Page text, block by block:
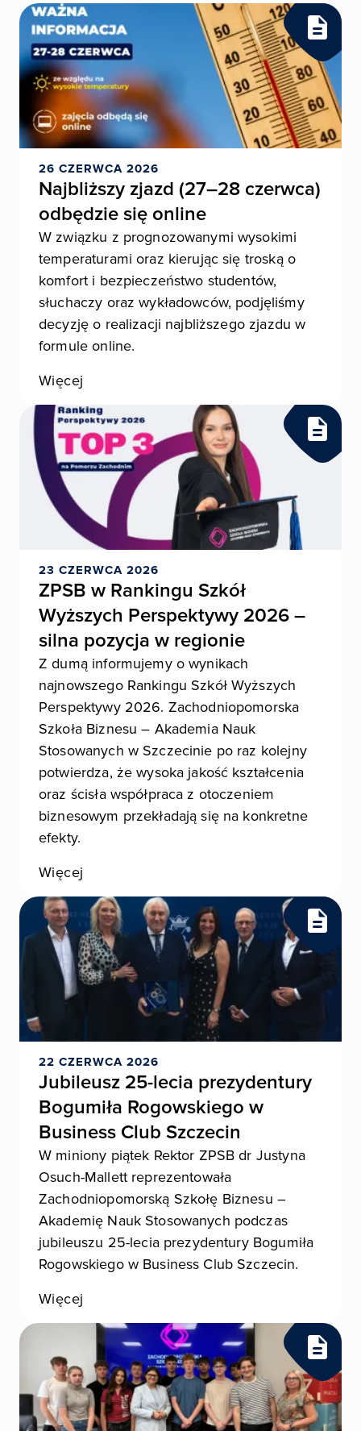
26 CZERWCA 2026
Najbliższy zjazd (27–28 czerwca)
odbędzie się online
W związku z prognozowanymi wysokimi
temperaturami oraz kierując się troską o
komfort i bezpieczeństwo studentów,
słuchaczy oraz wykładowców, podjęliśmy
decyzję o realizacji najbliższego zjazdu w
formule online.
Więcej
23 CZERWCA 2026
ZPSB w Rankingu Szkół
Wyższych Perspektywy 2026 –
silna pozycja w regionie
Z dumą informujemy o wynikach
najnowszego Rankingu Szkół Wyższych
Perspektywy 2026. Zachodniopomorska
Szkoła Biznesu – Akademia Nauk
Stosowanych w Szczecinie po raz kolejny
potwierdza, że wysoka jakość kształcenia
oraz ścisła współpraca z otoczeniem
biznesowym przekładają się na konkretne
efekty.
Więcej
22 CZERWCA 2026
Jubileusz 25-lecia prezydentury
Bogumiła Rogowskiego w
Business Club Szczecin
W miniony piątek Rektor ZPSB dr Justyna
Osuch-Mallett reprezentowała
Zachodniopomorską Szkołę Biznesu –
Akademię Nauk Stosowanych podczas
jubileuszu 25-lecia prezydentury Bogumiła
Rogowskiego w Business Club Szczecin.
Więcej